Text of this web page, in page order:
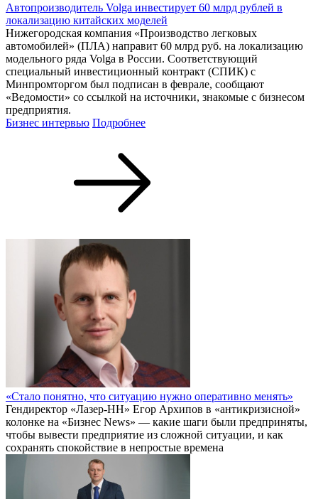
Автопроизводитель Volga инвестирует 60 млрд рублей в
локализацию китайских моделей
Нижегородская компания «Производство легковых
автомобилей» (ПЛА) направит 60 млрд руб. на локализацию
модельного ряда Volga в России. Соответствующий
специальный инвестиционный контракт (СПИК) с
Минпромторгом был подписан в феврале, сообщают
«Ведомости» со ссылкой на источники, знакомые с бизнесом
предприятия.
Бизнес интервью Подробнее
«Стало понятно, что ситуацию нужно оперативно менять»
Гендиректор «Лазер-НН» Егор Архипов в «антикризисной»
колонке на «Бизнес News» — какие шаги были предприняты,
чтобы вывести предприятие из сложной ситуации, и как
сохранять спокойствие в непростые времена